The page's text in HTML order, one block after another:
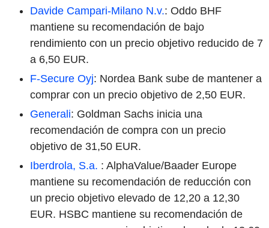
Davide Campari-Milano N.v.: Oddo BHF
mantiene su recomendación de bajo
rendimiento con un precio objetivo reducido de 7
a 6,50 EUR.
F-Secure Oyj: Nordea Bank sube de mantener a
comprar con un precio objetivo de 2,50 EUR.
Generali: Goldman Sachs inicia una
recomendación de compra con un precio
objetivo de 31,50 EUR.
Iberdrola, S.a. : AlphaValue/Baader Europe
mantiene su recomendación de reducción con
un precio objetivo elevado de 12,20 a 12,30
EUR. HSBC mantiene su recomendación de